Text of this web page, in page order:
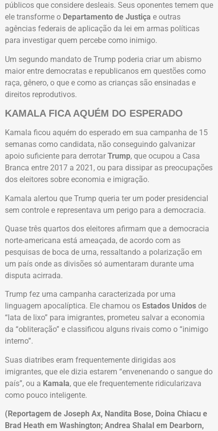
públicos que considere desleais. Seus oponentes temem que
ele transforme o Departamento de Justiça e outras
agências federais de aplicação da lei em armas políticas
para investigar quem percebe como inimigo.
Um segundo mandato de Trump poderia criar um abismo
maior entre democratas e republicanos em questões como
raça, gênero, o que e como as crianças são ensinadas e
direitos reprodutivos.
KAMALA FICA AQUÉM DO ESPERADO
Kamala ficou aquém do esperado em sua campanha de 15
semanas como candidata, não conseguindo galvanizar
apoio suficiente para derrotar Trump, que ocupou a Casa
Branca entre 2017 a 2021, ou para dissipar as preocupações
dos eleitores sobre economia e imigração.
Kamala alertou que Trump queria ter um poder presidencial
sem controle e representava um perigo para a democracia.
Quase três quartos dos eleitores afirmam que a democracia
norte-americana está ameaçada, de acordo com as
pesquisas de boca de urna, ressaltando a polarização em
um país onde as divisões só aumentaram durante uma
disputa acirrada.
Trump fez uma campanha caracterizada por uma
linguagem apocalíptica. Ele chamou os Estados Unidos de
“lata de lixo” para imigrantes, prometeu salvar a economia
da “obliteração” e classificou alguns rivais como o “inimigo
interno”.
Suas diatribes eram frequentemente dirigidas aos
imigrantes, que ele dizia estarem “envenenando o sangue do
país”, ou a Kamala, que ele frequentemente ridicularizava
como pouco inteligente.
(Reportagem de Joseph Ax, Nandita Bose, Doina Chiacu e
Brad Heath em Washington; Andrea Shalal em Dearborn,